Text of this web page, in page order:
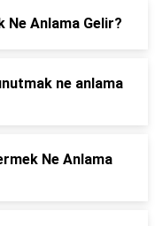
Ne Anlama Gelir?
ne anlama
Ne Anlama